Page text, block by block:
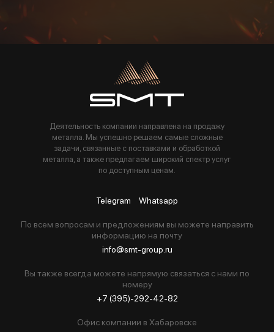
Пользуясь данной формой вы соглашаетесь с политикой компании
Деятельность компании направлена на продажу
металла. Мы успешно решаем самые сложные
задачи, связанные с поставками и обработкой
металла, а также предлагаем широкий спектр услуг
по доступным ценам.
Telegram Whatsapp
По всем вопросам и предложениям вы можете направить
информацию на почту
info@smt-group.ru
Вы также всегда можете напрямую связаться с нами по
номеру
+7 (395)-292-42-82
Офис компании в Хабаровске